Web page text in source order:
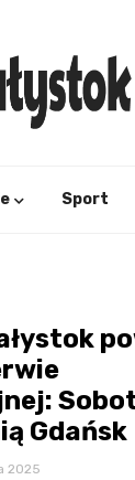
Sport
Gdańsk
2025